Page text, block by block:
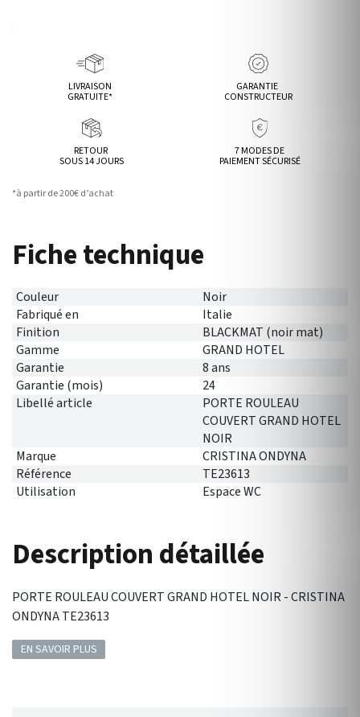
LIVRAISON
GRATUITE*
GARANTIE
CONSTRUCTEUR
RETOUR
SOUS 14 JOURS
7 MODES DE
PAIEMENT SÉCURISÉ
*à partir de 200€ d’achat
Fiche technique
Couleur
Noir
Fabriqué en
Italie
Finition
BLACKMAT (noir mat)
Gamme
GRAND HOTEL
Garantie
8 ans
Garantie (mois)
24
Libellé article
PORTE ROULEAU
COUVERT GRAND HOTEL
NOIR
Marque
CRISTINA ONDYNA
Référence
TE23613
Utilisation
Espace WC
Description détaillée
PORTE ROULEAU COUVERT GRAND HOTEL NOIR - CRISTINA
ONDYNA TE23613
EN SAVOIR PLUS